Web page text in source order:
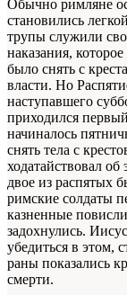
Обычно римляне
становились
трупы служили
наказания,
было снять с
вла­сти. Но
наступавшего
приходился
начиналось
снять тела с
ходатайствовал
двое из распятых
римские солдаты
казненные
задохнулись.
убедиться в этом,
раны показались
смерти.